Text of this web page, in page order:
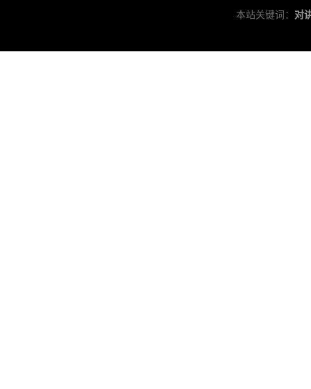
本站关键词： 对